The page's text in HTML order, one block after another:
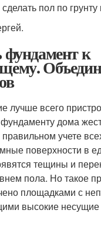
пол по грунту
к
лучше всего
дома
учете
поверхности в
тещины и
пола. Но такое
площадками с
высокие несущие